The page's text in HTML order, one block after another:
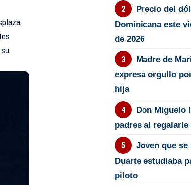
su
Precio del
Dominicana este
de 2026
Madre de
expresa orgullo
hija
Don Miguelo
padres al
Joven que se
Duarte estudiaba
piloto